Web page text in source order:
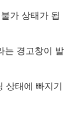
가 상태가 됩
는 경고창이 발
상태에 빠지기